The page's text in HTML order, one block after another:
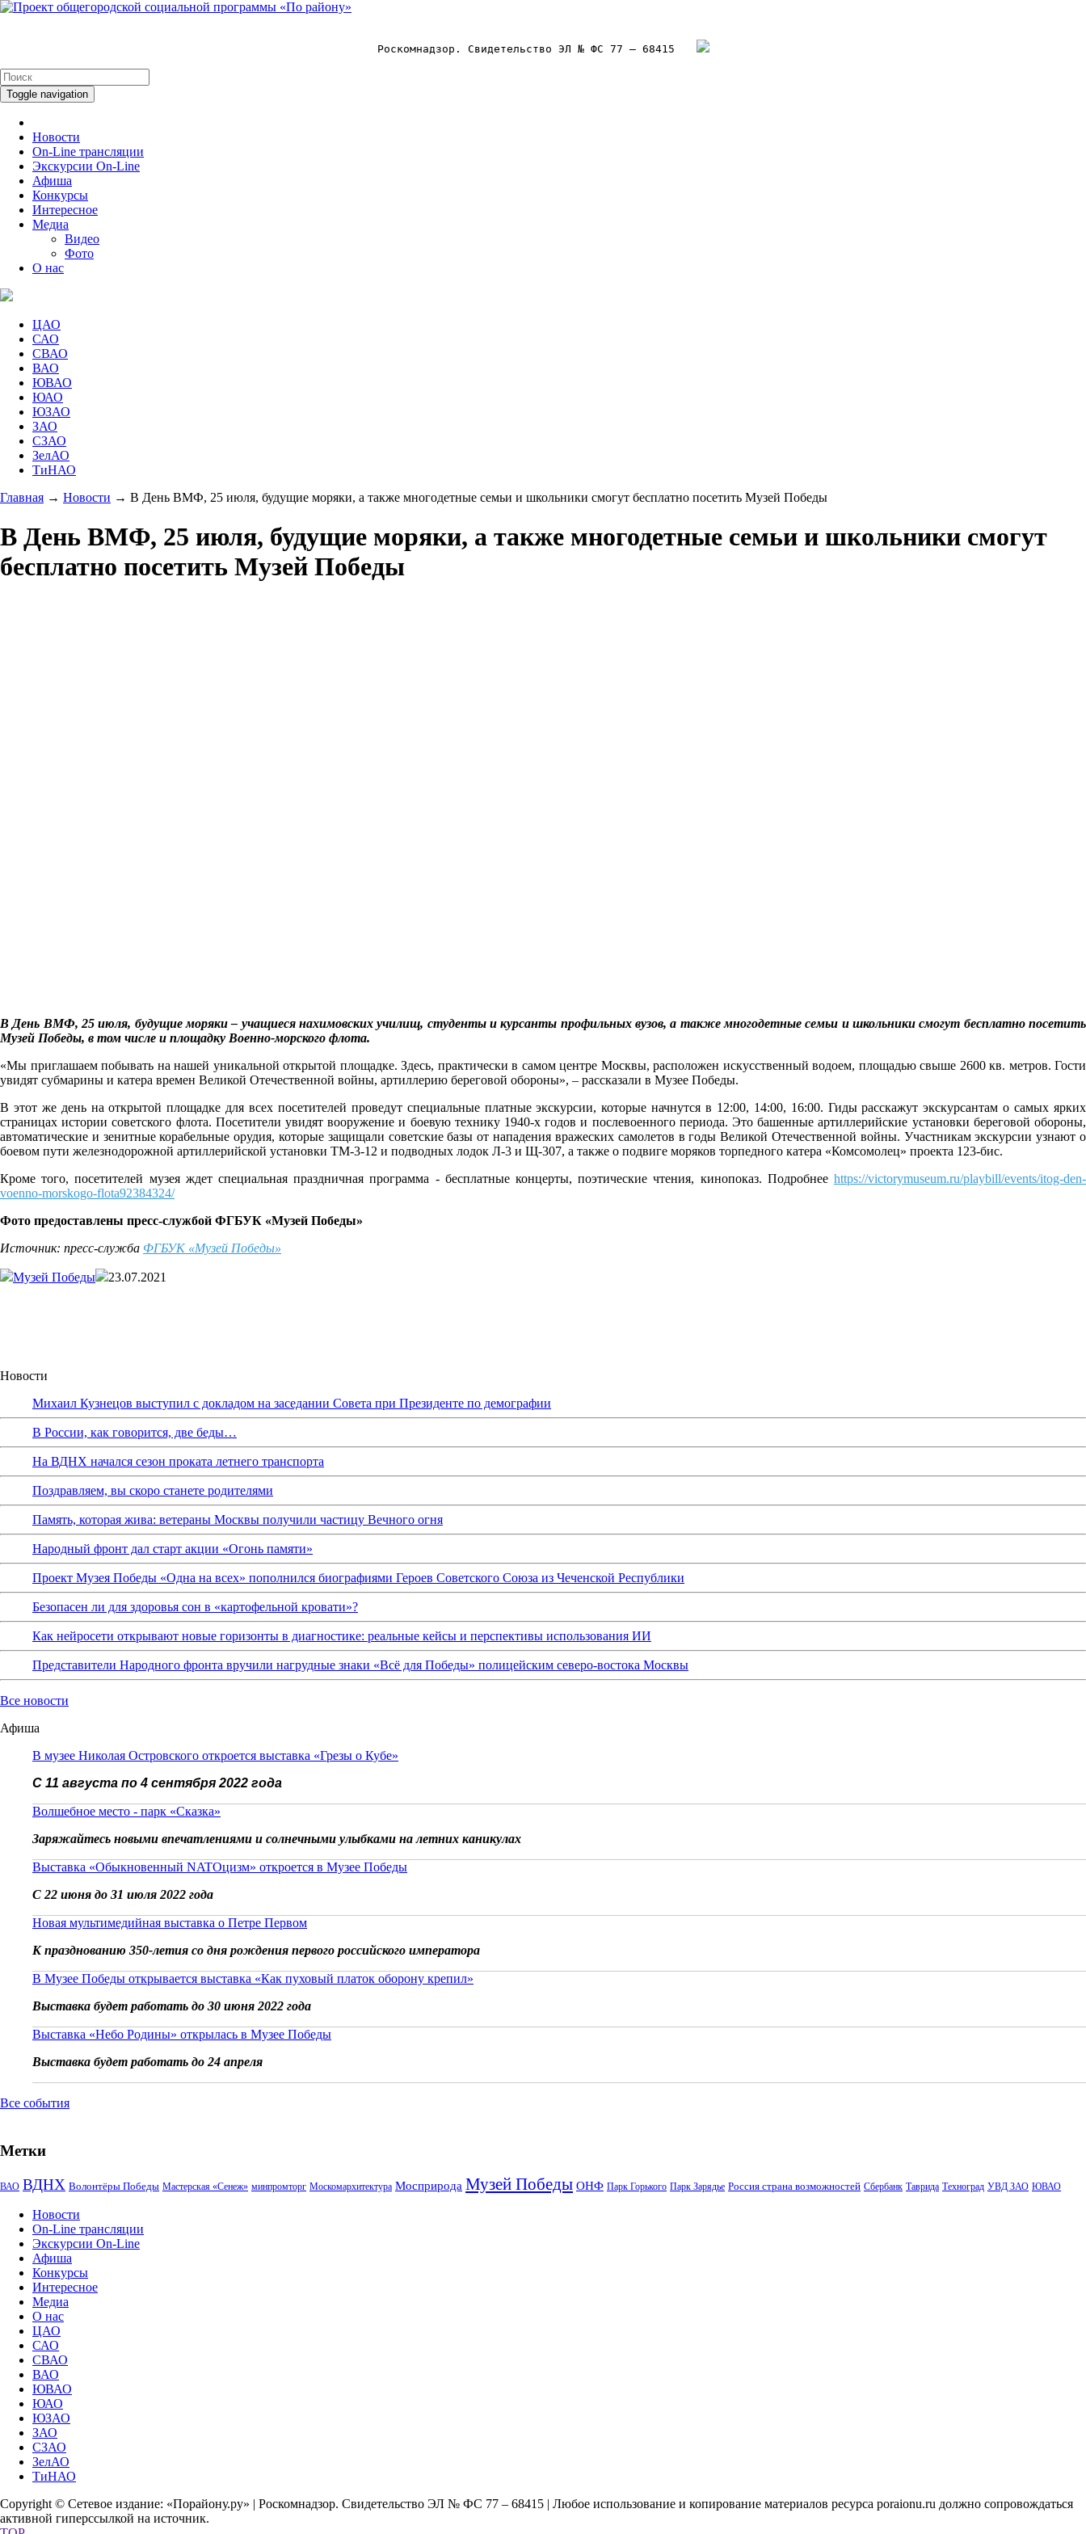
Роскомнадзор. Свидетельство ЭЛ № ФС 77 – 68415
Toggle navigation
Новости
On-Line трансляции
Экскурсии On-Line
Афиша
Конкурсы
Интересное
Медиа
Видео
Фото
О нас
ЦАО
САО
СВАО
ВАО
ЮВАО
ЮАО
ЮЗАО
ЗАО
СЗАО
ЗелАО
ТиНАО
Главная → Новости → В День ВМФ, 25 июля, будущие моряки, а также многодетные семьи и школьники смогут бесплатно посетить Музей Победы
В День ВМФ, 25 июля, будущие моряки, а также многодетные семьи и школьники смогут
бесплатно посетить Музей Победы
В День ВМФ, 25 июля, будущие моряки – учащиеся нахимовских училищ, студенты и курсанты профильных вузов, а также многодетные семьи и школьники смогут бесплатно посетить
Музей Победы, в том числе и площадку Военно-морского флота.
«Мы приглашаем побывать на нашей уникальной открытой площадке. Здесь, практически в самом центре Москвы, расположен искусственный водоем, площадью свыше 2600 кв. метров. Гости
увидят субмарины и катера времен Великой Отечественной войны, артиллерию береговой обороны», – рассказали в Музее Победы.
В этот же день на открытой площадке для всех посетителей проведут специальные платные экскурсии, которые начнутся в 12:00, 14:00, 16:00. Гиды расскажут экскурсантам о самых ярких
страницах истории советского флота. Посетители увидят вооружение и боевую технику 1940-х годов и послевоенного периода. Это башенные артиллерийские установки береговой обороны,
автоматические и зенитные корабельные орудия, которые защищали советские базы от нападения вражеских самолетов в годы Великой Отечественной войны. Участникам экскурсии узнают о
боевом пути железнодорожной артиллерийской установки ТМ-3-12 и подводных лодок Л-3 и Щ-307, а также о подвиге моряков торпедного катера «Комсомолец» проекта 123-бис.
Кроме того, посетителей музея ждет специальная праздничная программа - бесплатные концерты, поэтические чтения, кинопоказ. Подробнее https://victorymuseum.ru/playbill/events/itog-den-
voenno-morskogo-flota92384324/
Фото предоставлены пресс-службой ФГБУК «Музей Победы»
Источник: пресс-служба ФГБУК «Музей Победы»
Музей Победы 23.07.2021
Новости
Михаил Кузнецов выступил с докладом на заседании Совета при Президенте по демографии
В России, как говорится, две беды…
На ВДНХ начался сезон проката летнего транспорта
Поздравляем, вы скоро станете родителями
Память, которая жива: ветераны Москвы получили частицу Вечного огня
Народный фронт дал старт акции «Огонь памяти»
Проект Музея Победы «Одна на всех» пополнился биографиями Героев Советского Союза из Чеченской Республики
Безопасен ли для здоровья сон в «картофельной кровати»?
Как нейросети открывают новые горизонты в диагностике: реальные кейсы и перспективы использования ИИ
Представители Народного фронта вручили нагрудные знаки «Всё для Победы» полицейским северо-востока Москвы
Все новости
Афиша
В музее Николая Островского откроется выставка «Грезы о Кубе»
С 11 августа по 4 сентября 2022 года
Волшебное место - парк «Сказка»
Заряжайтесь новыми впечатлениями и солнечными улыбками на летних каникулах
Выставка «Обыкновенный NATOцизм» откроется в Музее Победы
С 22 июня до 31 июля 2022 года
Новая мультимедийная выставка о Петре Первом
К празднованию 350-летия со дня рождения первого российского императора
В Музее Победы открывается выставка «Как пуховый платок оборону крепил»
Выставка будет работать до 30 июня 2022 года
Выставка «Небо Родины» открылась в Музее Победы
Выставка будет работать до 24 апреля
Все события
Метки
ВАО ВДНХ Волонтёры Победы Мастерская «Сенеж» минпромторг Москомархитектура Мосприрода Музей Победы ОНФ Парк Горького Парк Зарядье Россия страна возможностей Сбербанк Таврида Техноград УВД ЗАО ЮВАО
Новости
On-Line трансляции
Экскурсии On-Line
Афиша
Конкурсы
Интересное
Медиа
О нас
ЦАО
САО
СВАО
ВАО
ЮВАО
ЮАО
ЮЗАО
ЗАО
СЗАО
ЗелАО
ТиНАО
Copyright © Сетевое издание: «Порайону.ру» | Роскомнадзор. Свидетельство ЭЛ № ФС 77 – 68415 | Любое использование и копирование материалов ресурса poraionu.ru должно сопровождаться
активной гиперссылкой на источник.